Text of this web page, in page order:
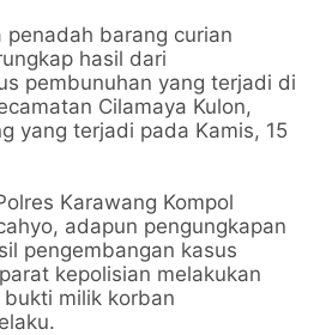
barang curian
hasil dari
pembunuhan yang terjadi di
Cilamaya Kulon,
yang terjadi pada Kamis, 15
Karawang Kompol
adapun pengungkapan
pengembangan kasus
kepolisian melakukan
milik korban